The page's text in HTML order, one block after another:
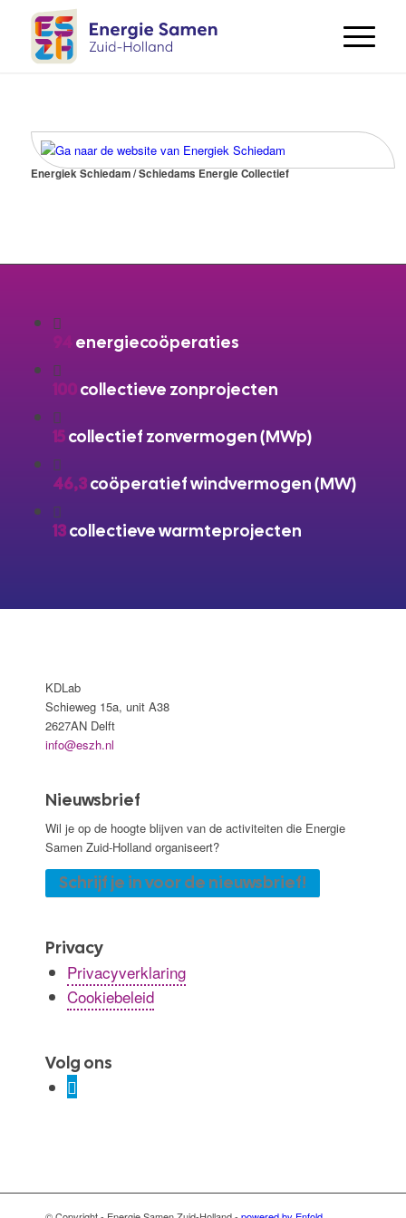
Energiek Schiedam / Schiedams Energie Collectief
94 energiecoöperaties
100collectieve zonprojecten
15collectief zonvermogen (MWp)
46,3coöperatief windvermogen (MW)
13collectieve warmteprojecten
KDLab
Schieweg 15a, unit A38
2627AN Delft
info@eszh.nl
Nieuwsbrief
Wil je op de hoogte blijven van de activiteiten die Energie
Samen Zuid-Holland organiseert?
Schrijf je in voor de nieuwsbrief!
Privacy
Privacyverklaring
Cookiebeleid
Volg ons